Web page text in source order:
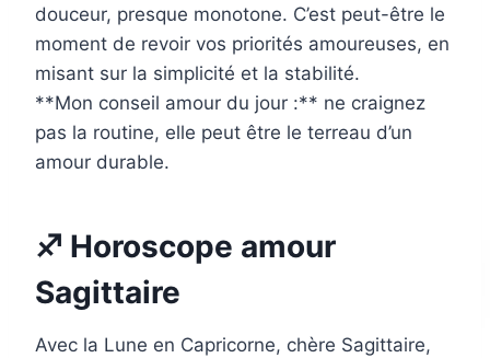
douceur, presque monotone. C’est peut-être le
moment de revoir vos priorités amoureuses, en
misant sur la simplicité et la stabilité.
**Mon conseil amour du jour :** ne craignez
pas la routine, elle peut être le terreau d’un
amour durable.
♐ Horoscope amour
Sagittaire
Avec la Lune en Capricorne, chère Sagittaire,